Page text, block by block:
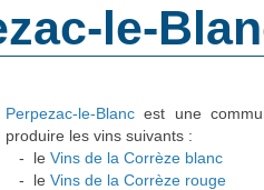
le-
Perpezac-le-Blanc est une
produire les vins suivants :
- le Vins de la Corrèze blanc
- le Vins de la Corrèze rouge